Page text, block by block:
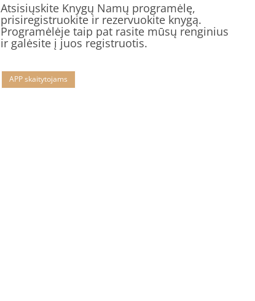
Atsisiųskite Knygų Namų programėlę,
prisiregistruokite ir rezervuokite knygą.
Programėlėje taip pat rasite mūsų renginius
ir galėsite į juos registruotis.
APP skaitytojams